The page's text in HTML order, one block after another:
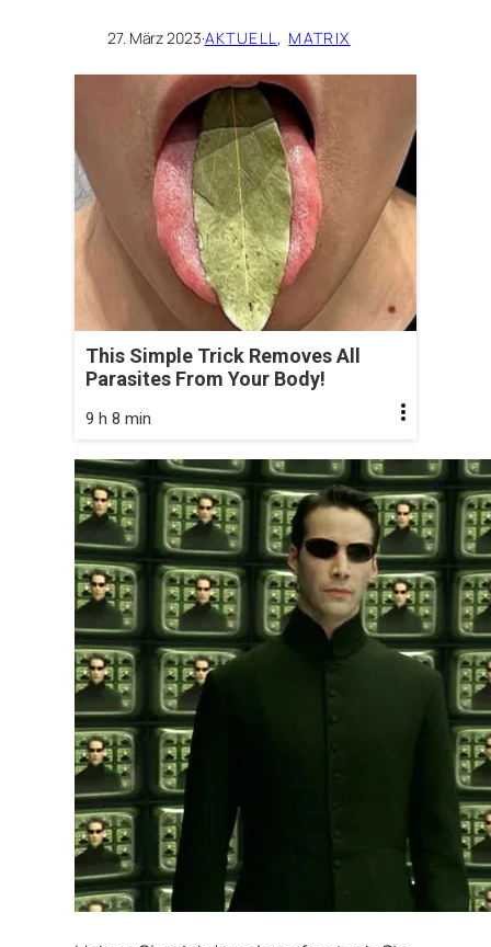
27. März 2023·AKTUELL , MATRIX
This Simple Trick Removes All
Parasites From Your Body!
9 h 8 min